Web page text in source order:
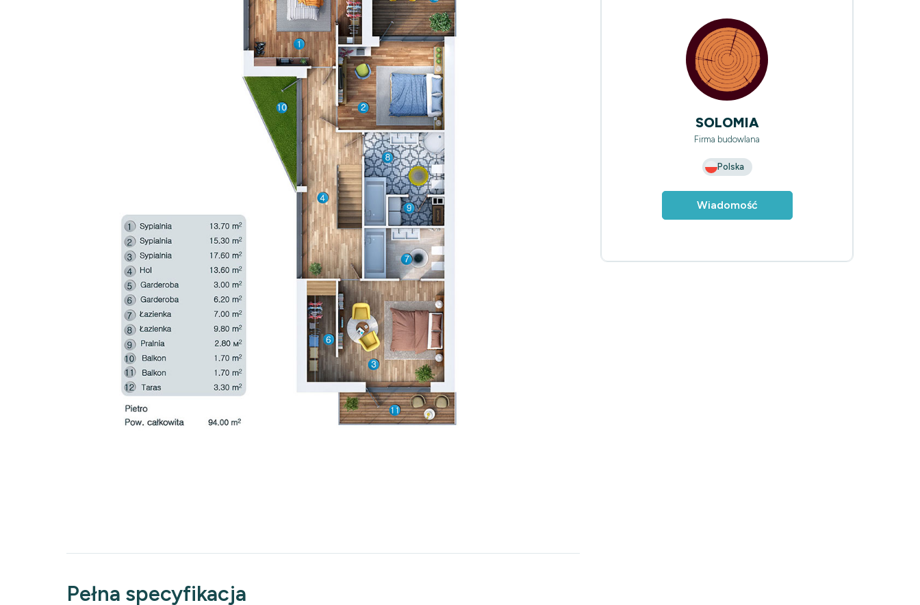
Pełna specyfikacja
SOLOMIA
Firma budowlana
Polska
Wiadomość